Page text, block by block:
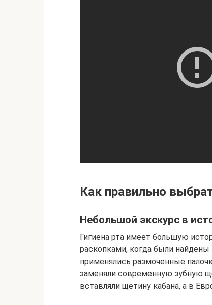
Как правильно
Небольшой экскурс в
Гигиена рта имеет большую
раскопками, когда были найдены
применялись размоченные
заменяли современную зубную
вставляли щетину кабана, а в